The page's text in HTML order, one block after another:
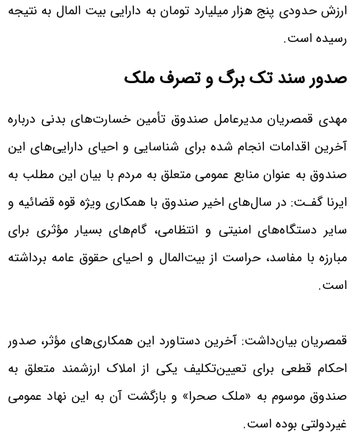
ارزش حدودی پنج هزار میلیارد تومان به دارایی بیت المال به نتیجه
رسیده است.
صدور سند تک برگ و تصرف ملک
مهدی قمصریان‌ مدیرعامل صندوق تأمین خسارت‌های بدنی درباره
آخرین اقدامات انجام شده برای شناسایی و احیای دارایی‌های این
صندوق به عنوان منابع عمومی متعلق به مردم با بیان این مطلب به
ایرنا گفـت: در سال‌های اخیر صندوق با همکاری ویژه قوه قضائیه و
سایر دستگاه‌های امنیتی و انتظامی، گام‌های بسیار مؤثری برای
مبارزه با مفاسد، حراست از بیت‌المال و احیای حقوق عامه برداشته
است.
قمصریان‌ بیان‌داشت: آخرین دستاورد این همکاری‌های مؤثر، صدور
احکام قطعی برای تعیین‌تکلیف یکی از املاک ارزشمند متعلق به
صندوق موسوم به «ملک صحرا» و بازگشت آن به این نهاد عمومی
غیردولتی بوده است.